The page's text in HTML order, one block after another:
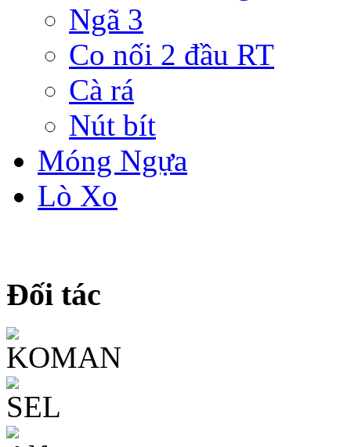
Ngã 3
Co nối 2 đầu RT
Cà rá
Nút bít
Móng Ngựa
Lò Xo
Đối tác